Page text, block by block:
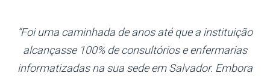
“Foi uma caminhada de anos até que a instituição
alcançasse 100% de consultórios e enfermarias
informatizadas na sua sede em Salvador. Embora